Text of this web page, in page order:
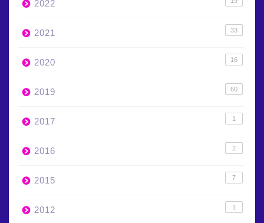
2022
2021 33
2020 16
2019 60
2017 1
2016 2
2015 7
2012 1